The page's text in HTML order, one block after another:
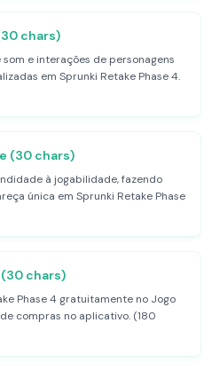
chars)
e interações de personagens
em Sprunki Retake Phase 4.
(30 chars)
à jogabilidade, fazendo
única em Sprunki Retake Phase
chars)
Phase 4 gratuitamente no Jogo
compras no aplicativo. (180